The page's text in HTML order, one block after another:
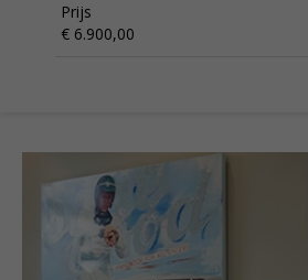
Prijs
€ 6.900,00